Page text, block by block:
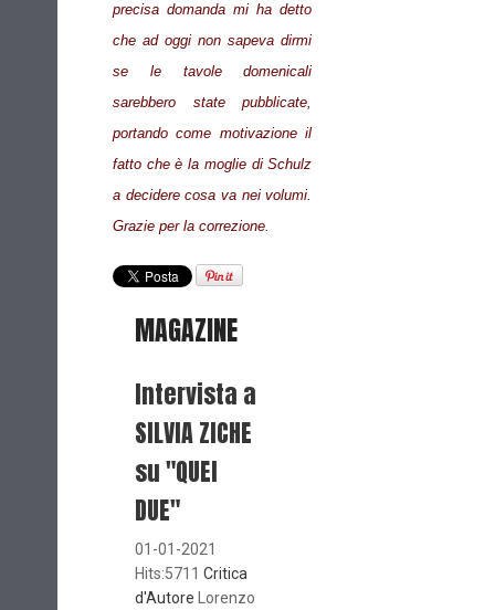
precisa domanda mi ha detto
che ad oggi non sapeva dirmi
se le tavole domenicali
sarebbero state pubblicate,
portando come motivazione il
fatto che è la moglie di Schulz
a decidere cosa va nei volumi.
Grazie per la correzione.
MAGAZINE
Intervista a
SILVIA ZICHE
su "QUEI
DUE"
01-01-2021
Hits:5711 Critica
d'Autore Lorenzo